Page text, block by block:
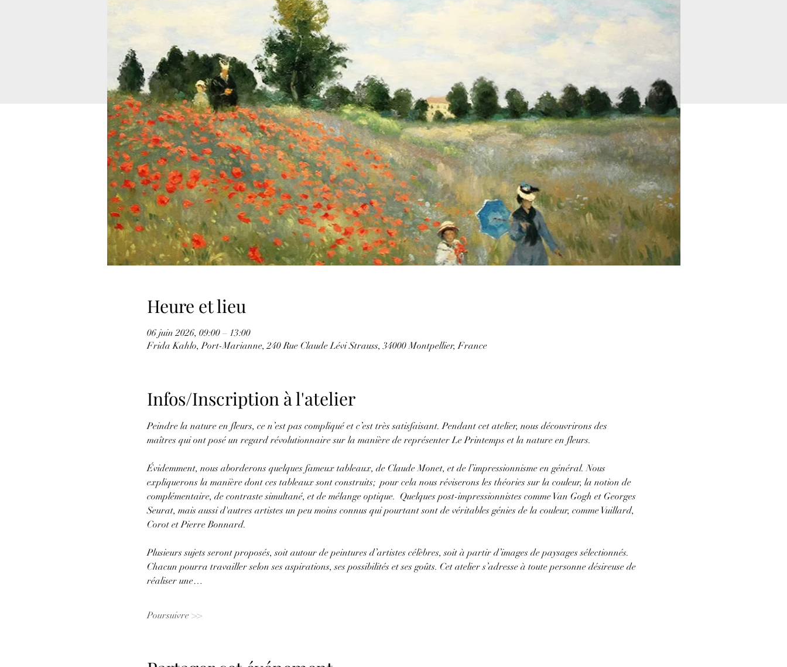
Heure et lieu
06 juin 2026, 09:00 – 13:00
Frida Kahlo, Port-Marianne, 240 Rue Claude Lévi Strauss, 34000 Montpellier, France
Infos/Inscription à l'atelier
Peindre la nature en fleurs, ce n’est pas compliqué et c’est très satisfaisant. Pendant cet atelier, nous découvrirons des
maîtres qui ont posé un regard révolutionnaire sur la manière de représenter Le Printemps et la nature en fleurs.
Évidemment, nous aborderons quelques fameux tableaux, de Claude Monet, et de l’impressionnisme en général. Nous
expliquerons la manière dont ces tableaux sont construits;  pour cela nous réviserons les théories sur la couleur, la notion de
complémentaire, de contraste simultané, et de mélange optique.  Quelques post-impressionnistes comme Van Gogh et Georges
Seurat, mais aussi d'autres artistes un peu moins connus qui pourtant sont de véritables génies de la couleur, comme Vuillard,
Corot et Pierre Bonnard.
Plusieurs sujets seront proposés, soit autour de peintures d’artistes célèbres, soit à partir d’images de paysages sélectionnés.
Chacun pourra travailler selon ses aspirations, ses possibilités et ses goûts. Cet atelier s’adresse à toute personne désireuse de
réaliser une…
Poursuivre >>